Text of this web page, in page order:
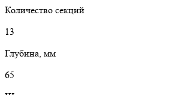
Количество секций
13
Глубина, мм
65